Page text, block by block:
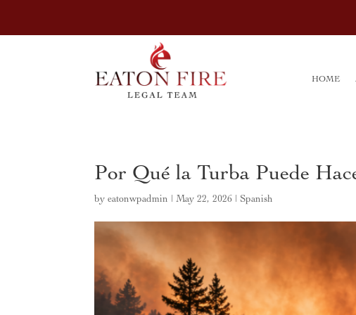
HOME
Por Qué la Turba Puede
byeatonwpadmin |May 22, 2026 |Spanish